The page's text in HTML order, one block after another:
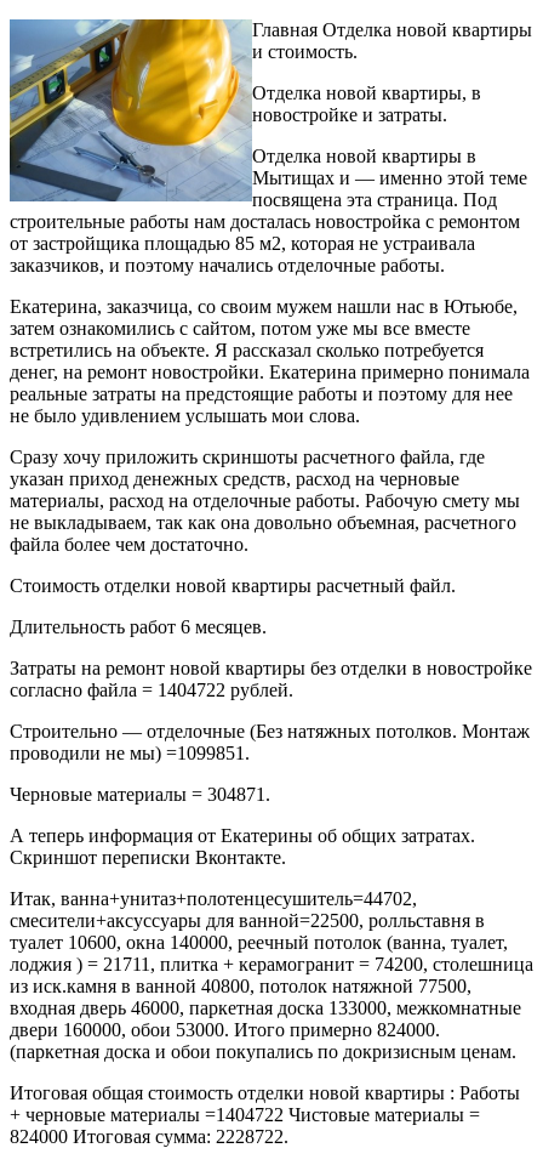
Главная Отделка новой квартиры
и стоимость.
Отделка новой квартиры, в
новостройке и затраты.
Отделка новой квартиры в
Мытищах и — именно этой теме
посвящена эта страница. Под
строительные работы нам досталась новостройка с ремонтом
от застройщика площадью 85 м2, которая не устраивала
заказчиков, и поэтому начались отделочные работы.
Екатерина, заказчица, со своим мужем нашли нас в Ютьюбе,
затем ознакомились с сайтом, потом уже мы все вместе
встретились на объекте. Я рассказал сколько потребуется
денег, на ремонт новостройки. Екатерина примерно понимала
реальные затраты на предстоящие работы и поэтому для нее
не было удивлением услышать мои слова.
Сразу хочу приложить скриншоты расчетного файла, где
указан приход денежных средств, расход на черновые
материалы, расход на отделочные работы. Рабочую смету мы
не выкладываем, так как она довольно объемная, расчетного
файла более чем достаточно.
Стоимость отделки новой квартиры расчетный файл.
Длительность работ 6 месяцев.
Затраты на ремонт новой квартиры без отделки в новостройке
согласно файла = 1404722 рублей.
Строительно — отделочные (Без натяжных потолков. Монтаж
проводили не мы) =1099851.
Черновые материалы = 304871.
А теперь информация от Екатерины об общих затратах.
Скриншот переписки Вконтакте.
Итак, ванна+унитаз+полотенцесушитель=44702,
смесители+аксуссуары для ванной=22500, ролльставня в
туалет 10600, окна 140000, реечный потолок (ванна, туалет,
лоджия ) = 21711, плитка + керамогранит = 74200, столешница
из иск.камня в ванной 40800, потолок натяжной 77500,
входная дверь 46000, паркетная доска 133000, межкомнатные
двери 160000, обои 53000. Итого примерно 824000.
(паркетная доска и обои покупались по докризисным ценам.
Итоговая общая стоимость отделки новой квартиры : Работы
+ черновые материалы =1404722 Чистовые материалы =
824000 Итоговая сумма: 2228722.